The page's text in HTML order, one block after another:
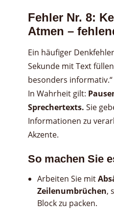
Fehler Nr. 8:
Atmen –
Ein häufiger
Sekunde mit Text
besonders informativ.“
In Wahrheit gilt:
Sprechertexts. Sie
Informationen zu
Akzente.
So machen Sie
Arbeiten Sie mit
Zeilenumbrüchen,
Block zu packen.